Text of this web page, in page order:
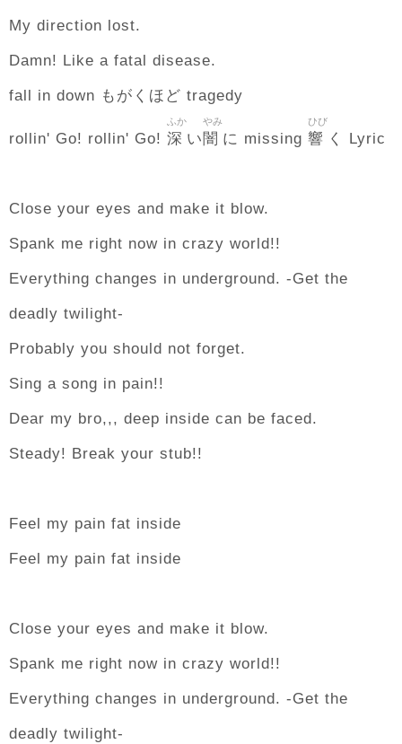
My direction lost.
Damn! Like a fatal disease.
fall in down もがくほど tragedy
rollin' Go! rollin' Go! 深
ふか
い 闇
やみ
に missing 響
ひび
く Lyric
Close your eyes and make it blow.
Spank me right now in crazy world!!
Everything changes in underground. -Get the
deadly twilight-
Probably you should not forget.
Sing a song in pain!!
Dear my bro,,, deep inside can be faced.
Steady! Break your stub!!
Feel my pain fat inside
Feel my pain fat inside
Close your eyes and make it blow.
Spank me right now in crazy world!!
Everything changes in underground. -Get the
deadly twilight-